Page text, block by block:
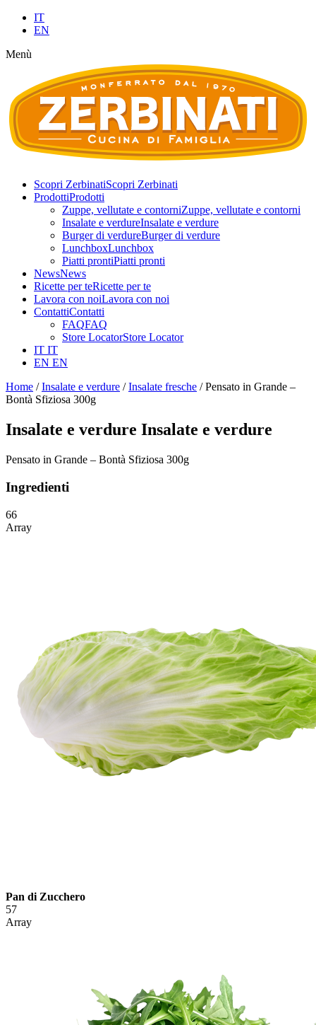
IT
EN
Menù
Scopri ZerbinatiScopri Zerbinati
ProdottiProdotti
Zuppe, vellutate e contorniZuppe, vellutate e contorni
Insalate e verdureInsalate e verdure
Burger di verdureBurger di verdure
LunchboxLunchbox
Piatti prontiPiatti pronti
NewsNews
Ricette per teRicette per te
Lavora con noiLavora con noi
ContattiContatti
FAQFAQ
Store LocatorStore Locator
IT IT
EN EN
Home /Insalate e verdure /Insalate fresche / Pensato in Grande –
Bontà Sfiziosa 300g
Insalate e verdure Insalate e verdure
Pensato in Grande – Bontà Sfiziosa 300g
Ingredienti
66
Array
Pan di Zucchero
57
Array